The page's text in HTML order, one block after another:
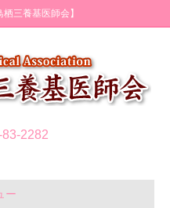
三養基医師会】
2282
ー